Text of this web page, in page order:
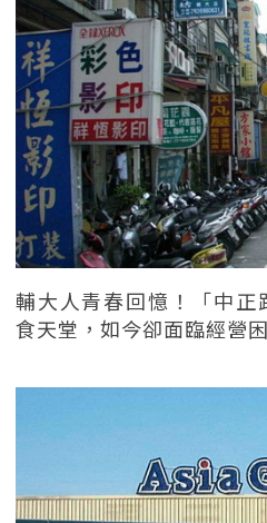
輔大人青春回憶！「中正
食天堂，如今卻面臨經營